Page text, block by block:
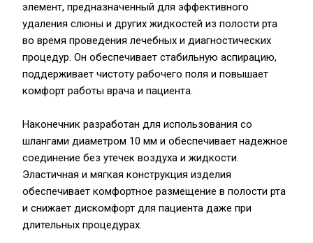
элемент, предназначенный для эффективного
удаления слюны и других жидкостей из полости рта
во время проведения лечебных и диагностических
процедур. Он обеспечивает стабильную аспирацию,
поддерживает чистоту рабочего поля и повышает
комфорт работы врача и пациента.
Наконечник разработан для использования со
шлангами диаметром 10 мм и обеспечивает надежное
соединение без утечек воздуха и жидкости.
Эластичная и мягкая конструкция изделия
обеспечивает комфортное размещение в полости рта
и снижает дискомфорт для пациента даже при
длительных процедурах.